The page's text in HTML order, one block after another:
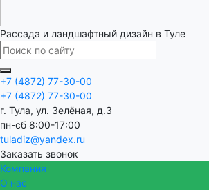
Рассада и ландшафтный дизайн в Туле
+7 (4872) 77-30-00
+7 (4872) 77-30-00
г. Тула, ул. Зелёная, д.3
пн-сб 8:00-17:00
tuladiz@yandex.ru
Заказать звонок
Компания
О нас